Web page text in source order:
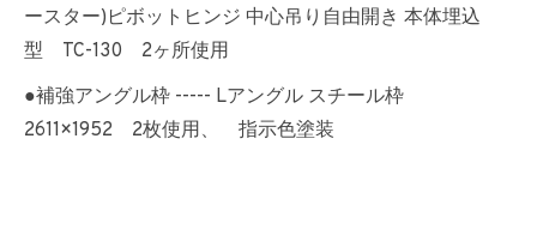
ースター)ピボットヒンジ 中心吊り自由開き 本体埋込
型 TC-130 2ヶ所使用
●補強アングル枠 ----- Lアングル スチール枠
2611×1952 2枚使用、 指示色塗装